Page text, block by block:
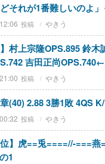
どそれが1番難しいのよ
やきう
】村上宗隆OPS.895 鈴
吉田正尚
やきう
(40) 2.88 3勝1敗 4QS
やきう
位】虎==兎====//-===
1